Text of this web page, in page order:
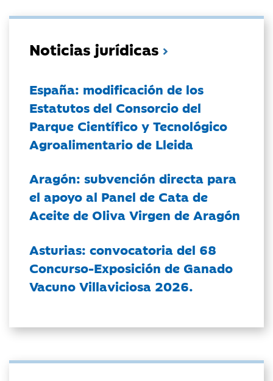
Noticias jurídicas
España: modificación de los
Estatutos del Consorcio del
Parque Científico y Tecnológico
Agroalimentario de Lleida
Aragón: subvención directa para
el apoyo al Panel de Cata de
Aceite de Oliva Virgen de Aragón
Asturias: convocatoria del 68
Concurso-Exposición de Ganado
Vacuno Villaviciosa 2026.